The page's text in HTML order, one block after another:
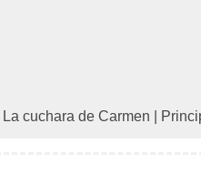
La cuchara de Carmen